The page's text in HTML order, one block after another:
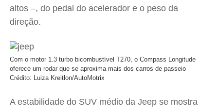
altos –, do pedal do acelerador e o peso da
direção.
Com o motor 1.3 turbo bicombustível T270, o Compass Longitude
oferece um rodar que se aproxima mais dos carros de passeio
Crédito: Luiza Kreitlon/AutoMotrix
A estabilidade do SUV médio da Jeep se mostra